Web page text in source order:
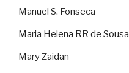
Manuel S. Fonseca
Maria Helena RR de Sousa
Mary Zaidan